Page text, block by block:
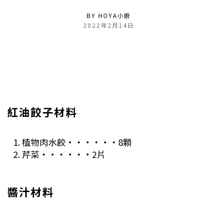
BY HOYA小廚
2022年2月14日
紅油餃子材料
植物肉水餃······8顆
芹菜······2片
醬汁材料